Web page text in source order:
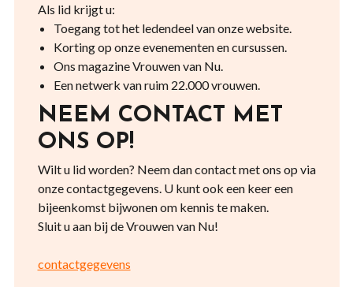
Als lid krijgt u:
Toegang tot het ledendeel van onze website.
Korting op onze evenementen en cursussen.
Ons magazine Vrouwen van Nu.
Een netwerk van ruim 22.000 vrouwen.
NEEM CONTACT MET
ONS OP!
Wilt u lid worden? Neem dan contact met ons op via
onze contactgegevens. U kunt ook een keer een
bijeenkomst bijwonen om kennis te maken.
Sluit u aan bij de Vrouwen van Nu!
contactgegevens